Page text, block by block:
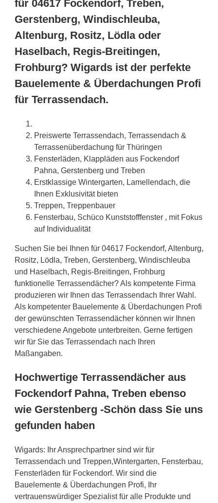
für 04617 Fockendorf, Treben,
Gerstenberg, Windischleuba,
Altenburg, Rositz, Lödla oder
Haselbach, Regis-Breitingen,
Frohburg? Wigards ist der perfekte
Bauelemente & Überdachungen Profi
für Terrassendach.
Preiswerte Terrassendach, Terrassendach &
Terrassenüberdachung für Thüringen
Fensterläden, Klappläden aus Fockendorf
Pahna, Gerstenberg und Treben
Erstklassige Wintergarten, Lamellendach, die
Ihnen Exklusivität bieten
Treppen, Treppenbauer
Fensterbau, Schüco Kunststofffenster , mit Fokus
auf Individualität
Suchen Sie bei Ihnen für 04617 Fockendorf, Altenburg,
Rositz, Lödla, Treben, Gerstenberg, Windischleuba
und Haselbach, Regis-Breitingen, Frohburg
funktionelle Terrassendächer? Als kompetente Firma
produzieren wir Ihnen das Terrassendach Ihrer Wahl.
Als kompetenter Bauelemente & Überdachungen Profi
der gewünschten Terrassendächer können wir Ihnen
verschiedene Angebote unterbreiten. Gerne fertigen
wir für Sie das Terrassendach nach Ihren
Maßangaben.
Hochwertige Terrassendächer aus
Fockendorf Pahna, Treben ebenso
wie Gerstenberg -Schön dass Sie uns
gefunden haben
Wigards: Ihr Ansprechpartner sind wir für
Terrassendach und Treppen,Wintergarten, Fensterbau,
Fensterläden für Fockendorf. Wir sind die
Bauelemente & Überdachungen Profi, Ihr
vertrauenswürdiger Spezialist für alle Produkte und